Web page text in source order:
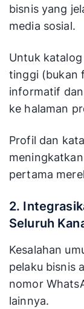
bisnis yang
media sosial.
Untuk
tinggi (bukan
informatif
ke halaman
Profil dan
pertama
2.
Seluruh
Kesalahan
pelaku bisnis
nomor
lainnya.